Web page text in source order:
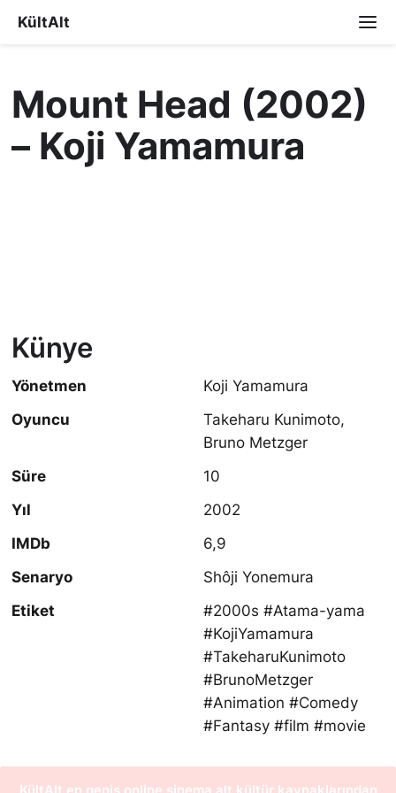
KültAlt
Mount Head (2002)
– Koji Yamamura
Künye
Yönetmen
Koji Yamamura
Oyuncu
Takeharu Kunimoto,
Bruno Metzger
Süre
10
Yıl
2002
IMDb
6,9
Senaryo
Shôji Yonemura
Etiket
#2000s #Atama-yama
#KojiYamamura
#TakeharuKunimoto
#BrunoMetzger
#Animation #Comedy
#Fantasy #film #movie